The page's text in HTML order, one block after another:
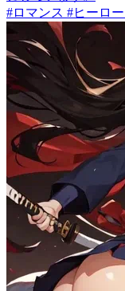
#ロマンス #ヒーロ